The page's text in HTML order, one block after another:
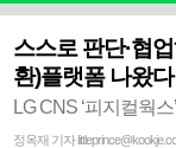
스스로 판단·협
환)플랫폼 나왔다
LG CNS ‘피지컬웍스
정옥재 기자